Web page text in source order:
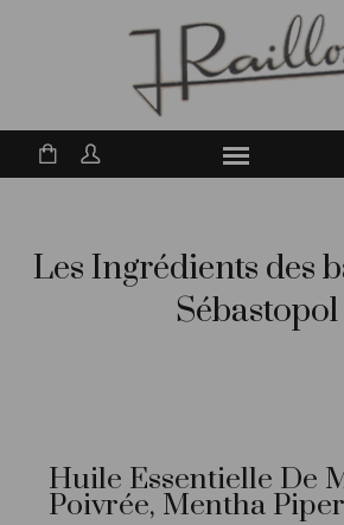
Les Ingrédients des
Sébastopol
Huile Essentielle De
Poivrée, Mentha